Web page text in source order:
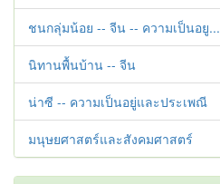
ชนกลุ่มน้อย -- จีน -- ความเป็นอยู...
นิทานพื้นบ้าน -- จีน
น่าซี -- ความเป็นอยู่และประเพณี
มนุษยศาสตร์และสังคมศาสตร์